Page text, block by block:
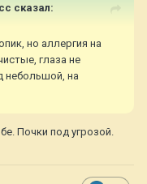
сказал:
но аллергия на
глаза не
небольшой, на
Почки под угрозой.